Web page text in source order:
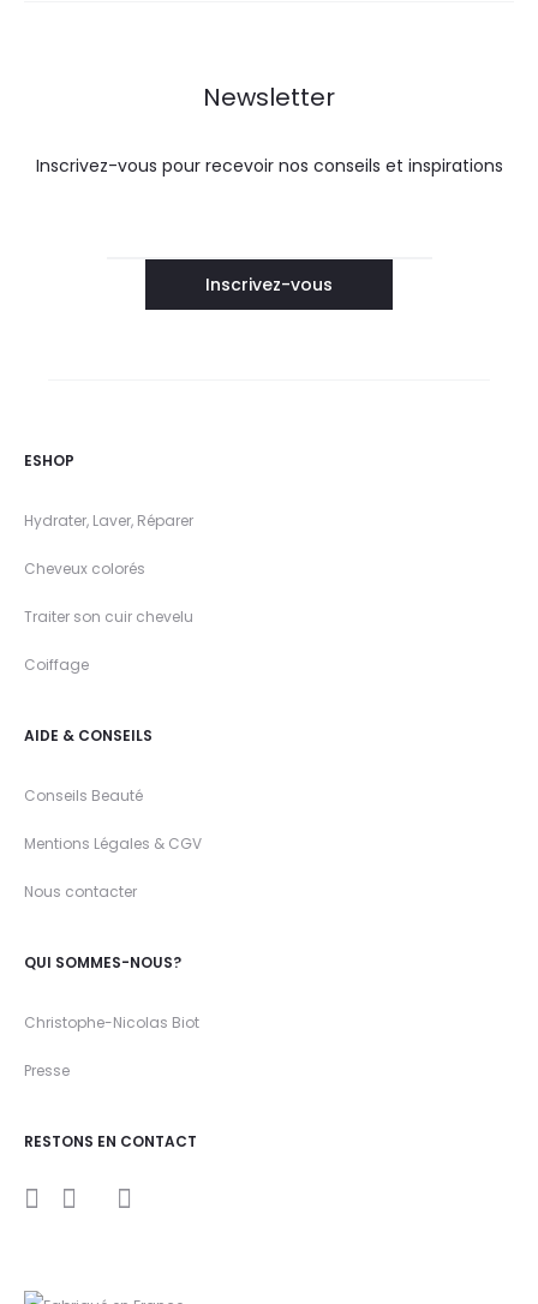
Newsletter
Inscrivez-vous pour recevoir nos conseils et inspirations
ESHOP
Hydrater, Laver, Réparer
Cheveux colorés
Traiter son cuir chevelu
Coiffage
AIDE & CONSEILS
Conseils Beauté
Mentions Légales & CGV
Nous contacter
QUI SOMMES-NOUS?
Christophe-Nicolas Biot
Presse
RESTONS EN CONTACT